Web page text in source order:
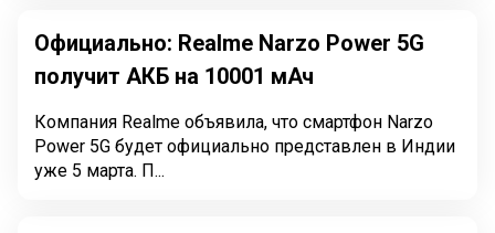
Официально: Realme Narzo Power 5G
получит АКБ на 10001 мАч
Компания Realme объявила, что смартфон Narzo
Power 5G будет официально представлен в Индии
уже 5 марта. П...